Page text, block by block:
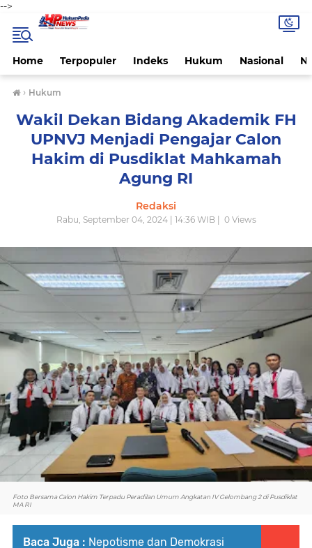
-->
Home Terpopuler Indeks Hukum Nasional
› Hukum
Wakil Dekan Bidang Akademik FH
UPNVJ Menjadi Pengajar Calon
Hakim di Pusdiklat Mahkamah
Agung RI
Redaksi
Rabu, September 04, 2024 | 14:36 WIB | 0Views
Foto Bersama Calon Hakim Terpadu Peradilan Umum Angkatan IV Gelombang 2 di Pusdiklat
MA RI
Baca Juga : Nepotisme dan Demokrasi